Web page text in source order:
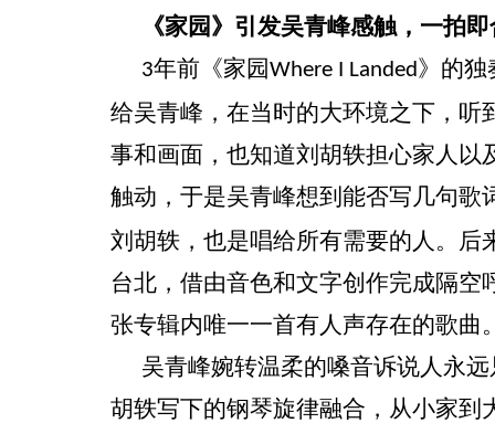
《家园》引发吴青峰感触，一拍
3年前《家园Where I Landed》的独
给吴青峰，在当时的大环境之下，
事和画面，也知道刘胡轶担心家人
触动，于是吴青峰想到能否写几句歌
刘胡轶，也是唱给所有需要的人。后
台北， 借由音色和文字创作完成隔空
张专辑内唯一一首有人声存在的歌曲
吴青峰婉转温柔的嗓音诉说人永
胡轶写下的钢琴旋律融合，从小家